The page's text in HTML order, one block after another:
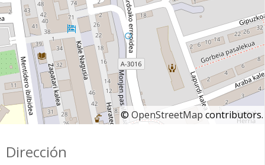
© OpenStreetMapcontributors.
Dirección